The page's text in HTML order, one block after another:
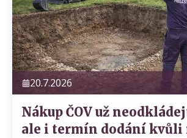
20.7.2026
Nákup ČOV už
ale i termín dodání kvůli